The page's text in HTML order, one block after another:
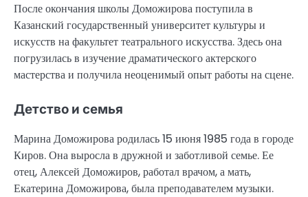
После окончания школы Доможирова поступила в
Казанский государственный университет культуры и
искусств на факультет театрального искусства. Здесь она
погрузилась в изучение драматического актерского
мастерства и получила неоценимый опыт работы на сцене.
Детство и семья
Марина Доможирова родилась 15 июня 1985 года в городе
Киров. Она выросла в дружной и заботливой семье. Ее
отец, Алексей Доможиров, работал врачом, а мать,
Екатерина Доможирова, была преподавателем музыки.